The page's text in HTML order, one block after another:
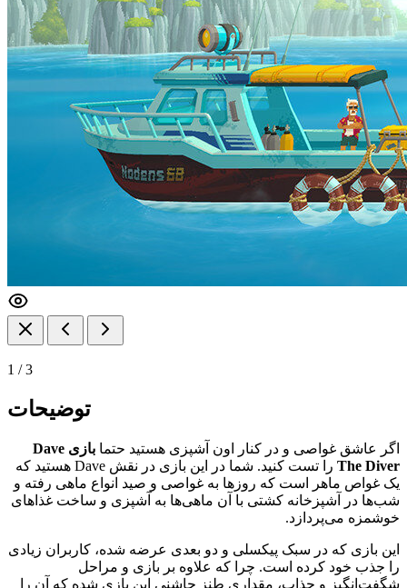
1 /3
توضیحات
اگر عاشق غواصی و در کنار اون آشپزی هستید حتما
بازی Dave
The Diver
را تست کنید. شما در این بازی در نقش Dave هستید که
یک غواص ماهر است که روزها به غواصی و صید انواع ماهی رفته و
شب‌ها در آشپزخانه کشتی با آن ماهی‌ها به آشپزی و ساخت غذاهای
خوشمزه می‌پردازد.
این بازی که در سبک پیکسلی و دو بعدی عرضه شده، کاربران زیادی
را جذب خود کرده است. چرا که علاوه بر بازی و مراحل
شگفت‌انگیز و جذاب، مقداری طنز چاشنی این بازی شده که آن را